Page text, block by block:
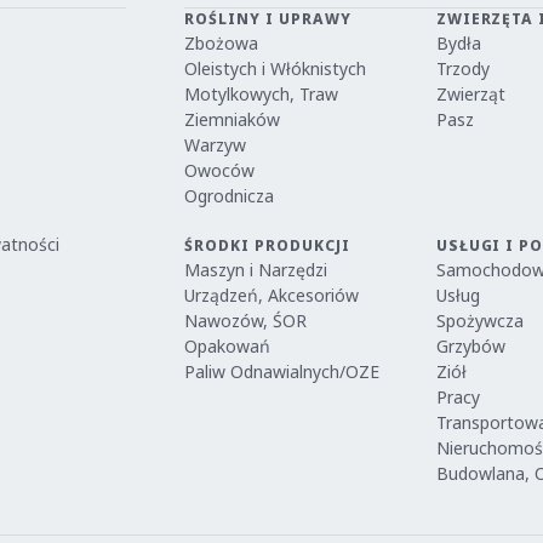
ROŚLINY I UPRAWY
Zbożowa
Oleistych i Włóknistych
Motylkowych, Traw
Ziemniaków
Warzyw
Owoców
Ogrodnicza
ZWIERZĘTA
Bydła
Trzody
Zwierząt
Pasz
ŚRODKI PRODUKCJI
Maszyn i Narzędzi
Urządzeń, Akcesoriów
Nawozów, ŚOR
Opakowań
Paliw Odnawialnych/OZE
USŁUGI I
Usług
Spożywcza
Grzybów
Ziół
Pracy
Budowlana,